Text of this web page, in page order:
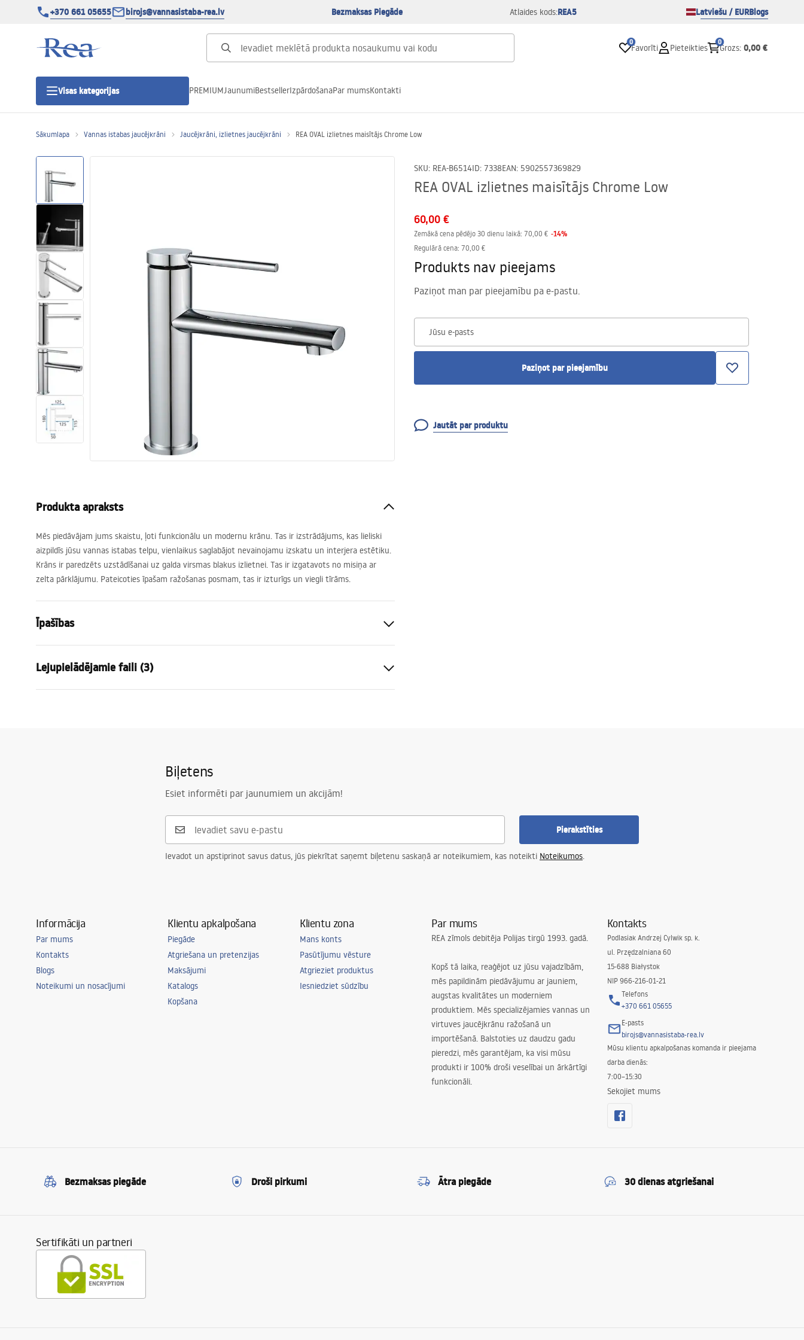
+370 661 05655 birojs@vannasistaba-rea.lv Bezmaksas Piegāde Atlaides kods:REA5 Latviešu / EURBlogs
0
Favorīti Pieteikties
0
Grozs: 0,00 €
Visas kategorijas
Dušas durvis
Lineāras dušas notekas
Tualetes
Izlietnes
Vannas un ekrāni
Vannas istabas dušas
PREMIUMJaunumiBestsellerIzpārdošanaPar mumsKontakti
Sākumlapa Vannas istabas jaucējkrāni Jaucējkrāni, izlietnes jaucējkrāni REA OVAL izlietnes maisītājs Chrome Low
SKU: REA-B6514ID: 7338EAN: 5902557369829
REA OVAL izlietnes maisītājs Chrome Low
60,00 €
Zemākā cena pēdējo 30 dienu laikā: 70,00 € -14%
Regulārā cena: 70,00 €
Produkts nav pieejams
Paziņot man par pieejamību pa e-pastu.
Jūsu e-pasts
Paziņot par pieejamību
Jautāt par produktu
Produkta apraksts
Mēs piedāvājam jums skaistu, ļoti funkcionālu un modernu krānu. Tas ir izstrādājums, kas lieliski
aizpildīs jūsu vannas istabas telpu, vienlaikus saglabājot nevainojamu izskatu un interjera estētiku.
Krāns ir paredzēts uzstādīšanai uz galda virsmas blakus izlietnei. Tas ir izgatavots no misiņa ar
zelta pārklājumu. Pateicoties īpašam ražošanas posmam, tas ir izturīgs un viegli tīrāms.
Īpašības
Uzstādīšanas veids
Krāsa
Hroms
Chrome plating
5 gadi
Lejupielādējamie faili (3)
Safety_Information_Faucets.pdf
Biļetens
Esiet informēti par jaunumiem un akcijām!
Pierakstīties
Ievadot un apstiprinot savus datus, jūs piekrītat saņemt biļetenu saskaņā ar noteikumiem, kas noteikti Noteikumos.
Informācija
Par mums
Kontakts
Blogs
Noteikumi un nosacījumi
Klientu apkalpošana
Piegāde
Atgriešana un pretenzijas
Maksājumi
Katalogs
Kopšana
Klientu zona
Mans konts
Pasūtījumu vēsture
Atgrieziet produktus
Iesniedziet sūdzību
Par mums
REA zīmols debitēja Polijas tirgū 1993. gadā.
Kopš tā laika, reaģējot uz jūsu vajadzībām,
mēs papildinām piedāvājumu ar jauniem,
augstas kvalitātes un moderniem
produktiem. Mēs specializējamies vannas un
virtuves jaucējkrānu ražošanā un
importēšanā. Balstoties uz daudzu gadu
pieredzi, mēs garantējam, ka visi mūsu
produkti ir 100% droši veselībai un ārkārtīgi
funkcionāli.
Kontakts
Podlasiak Andrzej Cylwik sp. k.
ul. Przędzalniana 60
15-688 Białystok
NIP 966-216-01-21
Telefons
+370 661 05655
E-pasts
birojs@vannasistaba-rea.lv
Mūsu klientu apkalpošanas komanda ir pieejama
darba dienās:
7:00–15:30
Sekojiet mums
Bezmaksas piegāde Droši pirkumi Ātra piegāde 30 dienas atgriešanai
Sertifikāti un partneri